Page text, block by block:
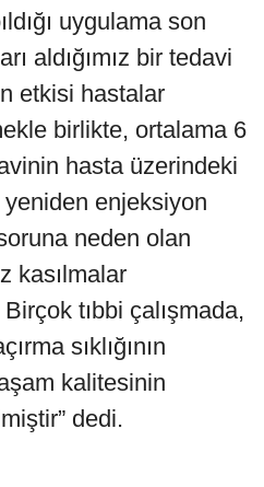
uygulama son
aldığımız bir tedavi
etkisi hastalar
birlikte, ortalama 6
hasta üzerindeki
enjeksiyon
neden olan
kasılmalar
Birçok tıbbi çalışmada,
sıklığının
kalitesinin
dedi.